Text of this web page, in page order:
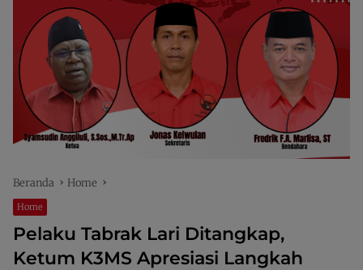
Beranda Home
Home
Pelaku Tabrak Lari Ditangkap,
Ketum K3MS Apresiasi Langkah